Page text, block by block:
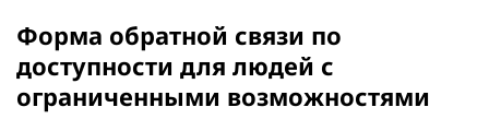
Форма обратной связи по
доступности для людей с
ограниченными возможностями